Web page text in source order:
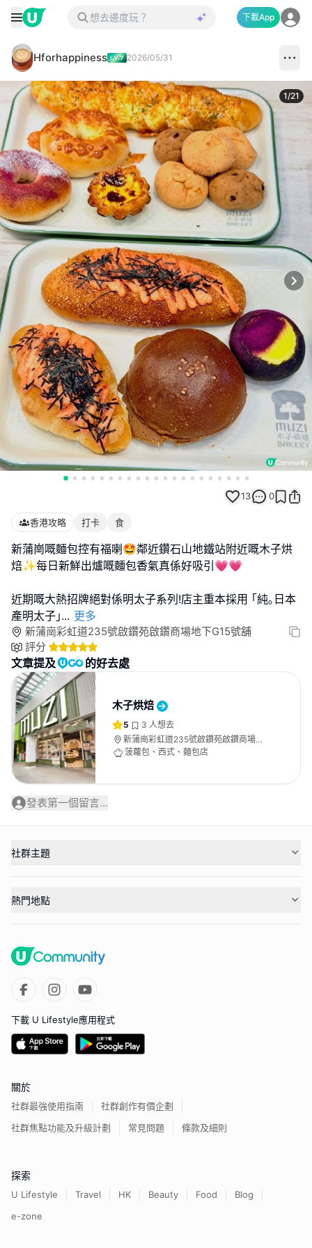
下載App
Hforhappiness 2026/05/31
1/21
13 0
香港攻略 打卡 食
新蒲崗嘅麵包控有福喇🤩鄰近鑽石山地鐵站附近嘅木子烘
焙✨每日新鮮出爐嘅麵包香氣真係好吸引💗💗
近期嘅大熱招牌絕對係明太子系列!店主重本採用 ｢純｡日本
產明太子｣... 更多
新蒲崗彩虹道235號啟鑽苑啟鑽商場地下G15號舖
評分
文章提及 的好去處
木子烘焙
5 3 人想去
新蒲崗彩虹道235號啟鑽苑啟鑽商場地
下G15號舖
菠蘿包、西式、麵包店
發表第一個留言...
社群主題
熱門地點
下載 U Lifestyle應用程式
關於
社群最強使用指南
社群創作有價企劃
社群焦點功能及升級計劃
常見問題 條款及細則
探索
U Lifestyle Travel HK Beauty Food
Blog
e-zone